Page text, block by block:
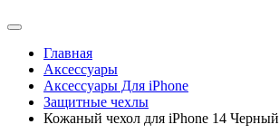
Главная
Аксессуары
Аксессуары Для iPhone
Защитные чехлы
Кожаный чехол для iPhone 14 Черный